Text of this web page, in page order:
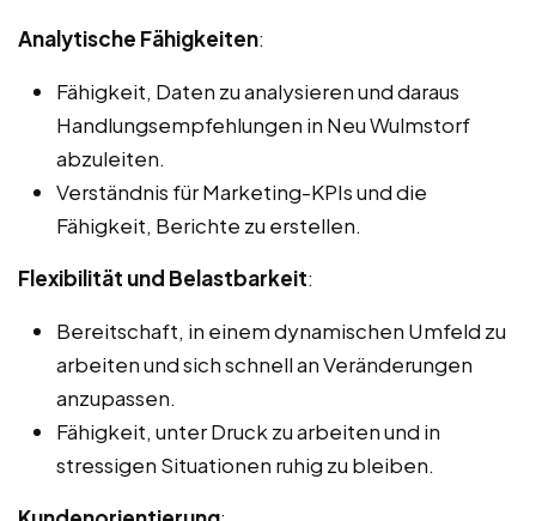
Analytische Fähigkeiten:
Fähigkeit, Daten zu analysieren und daraus
Handlungsempfehlungen in Neu Wulmstorf
abzuleiten.
Verständnis für Marketing-KPIs und die
Fähigkeit, Berichte zu erstellen.
Flexibilität und Belastbarkeit:
Bereitschaft, in einem dynamischen Umfeld zu
arbeiten und sich schnell an Veränderungen
anzupassen.
Fähigkeit, unter Druck zu arbeiten und in
stressigen Situationen ruhig zu bleiben.